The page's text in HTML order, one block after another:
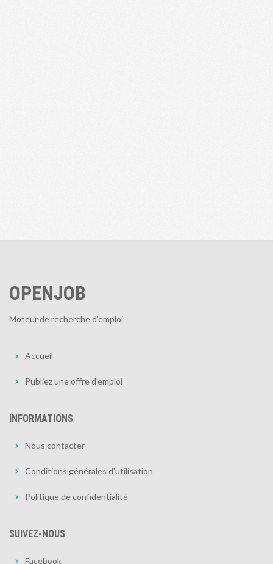
OPENJOB
Moteur de recherche d'emploi
Accueil
Publiez une offre d'emploi
INFORMATIONS
Nous contacter
Conditions générales d'utilisation
Politique de confidentialité
SUIVEZ-NOUS
Facebook